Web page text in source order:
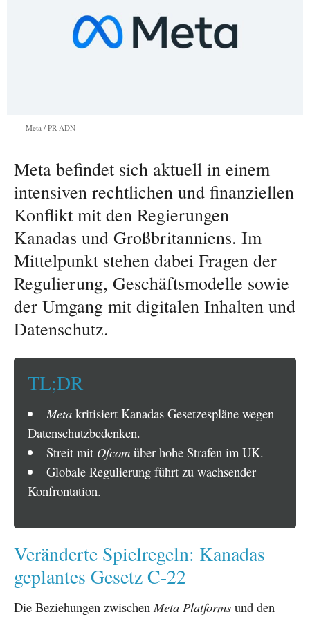
Meta / PR-ADN
Meta befindet sich aktuell in einem
intensiven rechtlichen und finanziellen
Konflikt mit den Regierungen
Kanadas und Großbritanniens. Im
Mittelpunkt stehen dabei Fragen der
Regulierung, Geschäftsmodelle sowie
der Umgang mit digitalen Inhalten und
Datenschutz.
TL;DR
Metakritisiert Kanadas Gesetzespläne wegen
Datenschutzbedenken.
Streit mit Ofcomüber hohe Strafen im UK.
Globale Regulierung führt zu wachsender
Konfrontation.
Veränderte Spielregeln: Kanadas
geplantes Gesetz C-22
Die Beziehungen zwischenMeta Platforms und den